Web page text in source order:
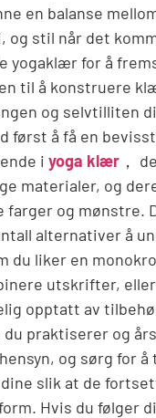
en balanse
og stil når det
yogaklær for å
til å konstruere
og selvtilliten
først å få en
i yoga klær ，
materialer, og
farger og mønstre.
alternativer å
du liker en
utskrifter,
opptatt av
praktiserer og
og sørg for å
slik at de
Hvis du følger